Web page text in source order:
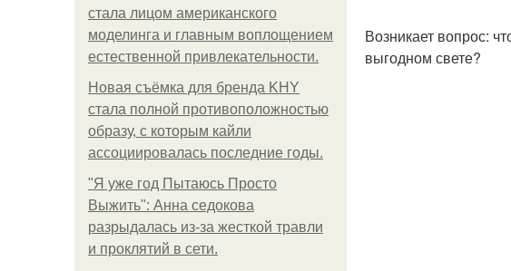
стала лицом американского
моделинга и главным воплощением
естественной привлекательности.
Новая съёмка для бренда KHY
стала полной противоположностью
образу, с которым кайли
ассоциировалась последние годы.
"Я уже год Пытаюсь Просто
Выжить": Анна седокова
разрыдалась из-за жесткой травли
и проклятий в сети.
Возникает вопрос:
выгодном свете?